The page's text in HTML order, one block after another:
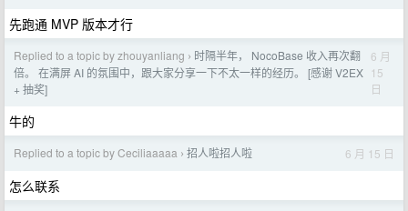
先跑通 MVP 版本才行
Replied to a topic by zhouyanliang › 时隔半年， NocoBase 收入再次翻
倍。 在满屏 AI 的氛围中，跟大家分享一下不太一样的经历。 [感谢 V2EX
+ 抽奖]
6 月
15
日
牛的
Replied to a topic by Ceciliaaaaa › 招人啦招人啦 6 月 15 日
怎么联系